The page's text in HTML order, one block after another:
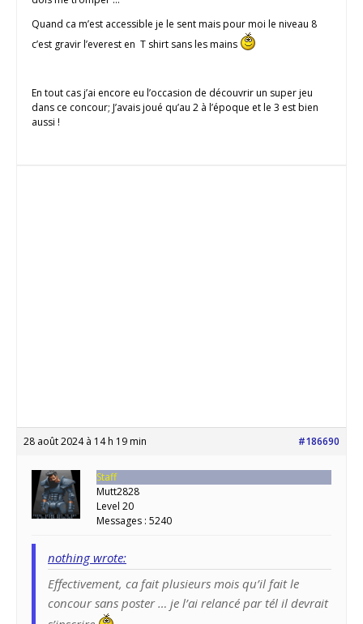
Quand ca m’est accessible je le sent mais pour moi le niveau 8
c’est gravir l’everest en T shirt sans les mains
En tout cas j’ai encore eu l’occasion de découvrir un super jeu
dans ce concour; J’avais joué qu’au 2 à l’époque et le 3 est bien
aussi !
28 août 2024 à 14 h 19 min #186690
Staff
Mutt2828
Level 20
Messages : 5240
nothing wrote:
Effectivement, ca fait plusieurs mois qu’il fait le
concour sans poster … je l’ai relancé par tél il devrait